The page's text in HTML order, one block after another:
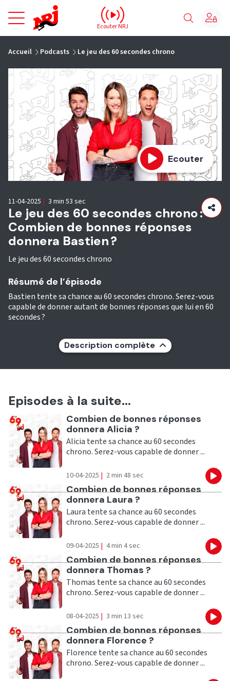
NRJ - Accueil
Ecouter NRJ
Accueil Podcasts Le jeu des 60 secondes chrono
Ecouter
Le jeu des 60 secondes chrono :
Combien de bonnes réponses
donnera Bastien ?
Le jeu des 60 secondes chrono
11-04-2025 | 3 min 53 sec
Résumé de l’épisode
Bastien tente sa chance au 60 secondes chrono. Serez-vous
capable de donner autant de bonnes réponses que lui en 60
secondes ?
Description complète
Episodes à la suite...
Ecouter
Combien de bonnes réponses
donnera Alicia ?
Alicia tente sa chance au 60 secondes
chrono. Serez-vous capable de donner ...
10-04-2025 | 2 min 48 sec
Ecouter
Combien de bonnes réponses
donnera Laura ?
Laura tente sa chance au 60 secondes
chrono. Serez-vous capable de donner ...
09-04-2025 | 4 min 4 sec
Ecouter
Combien de bonnes réponses
donnera Thomas ?
Thomas tente sa chance au 60 secondes
chrono. Serez-vous capable de donner ...
08-04-2025 | 3 min 13 sec
Ecouter
Combien de bonnes réponses
donnera Florence ?
Florence tente sa chance au 60 secondes
chrono. Serez-vous capable de donner ...